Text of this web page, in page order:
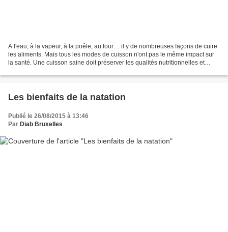
A l'eau, à la vapeur, à la poêle, au four… il y de nombreuses façons de cuire
les aliments. Mais tous les modes de cuisson n'ont pas le même impact sur
la santé. Une cuisson saine doit préserver les qualités nutritionnelles et
Les bienfaits de la natation
Publié le 26/08/2015 à 13:46
Par Diab Bruxelles